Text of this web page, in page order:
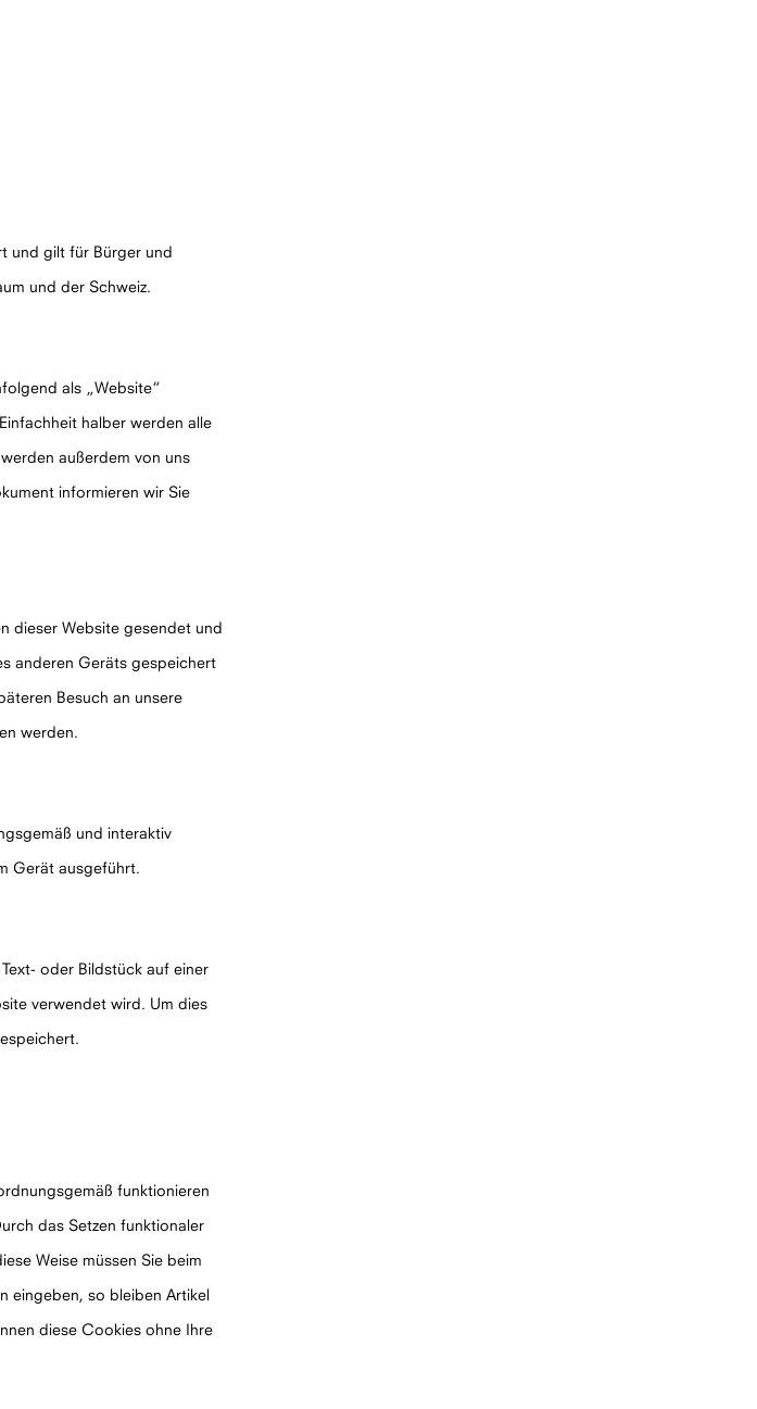
und gilt für Bürger und
und der Schweiz.
als „Website“
halber werden alle
außerdem von uns
informieren wir Sie
dieser Website gesendet und
anderen Geräts gespeichert
Besuch an unsere
werden.
und interaktiv
Gerät ausgeführt.
oder Bildstück auf einer
verwendet wird. Um dies
funktionieren
das Setzen funktionaler
Weise müssen Sie beim
eingeben, so bleiben Artikel
diese Cookies ohne Ihre